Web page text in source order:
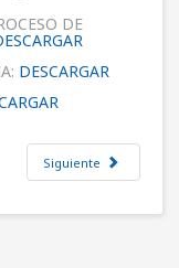
DE
DESCARGAR
Siguiente